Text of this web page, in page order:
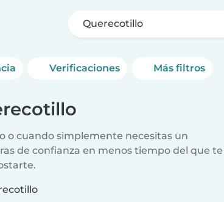
Querecotillo
Verificaciones Más filtros
o cuando simplemente necesitas un
de confianza en menos tiempo del que te